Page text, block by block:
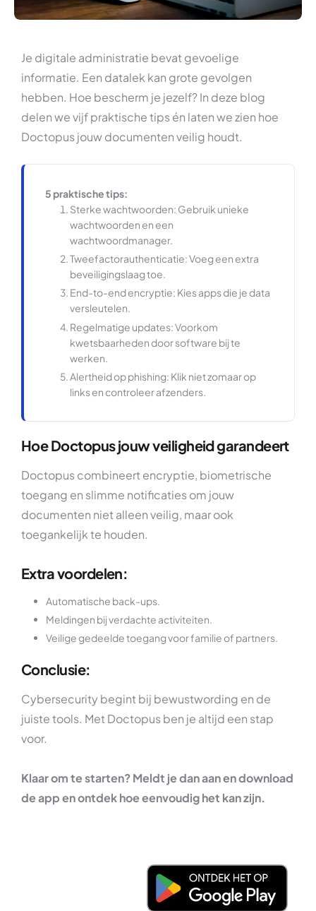
Je digitale administratie bevat gevoelige
informatie. Een datalek kan grote gevolgen
hebben. Hoe bescherm je jezelf? In deze blog
delen we vijf praktische tips én laten we zien hoe
Doctopus jouw documenten veilig houdt.
5 praktische tips:
Sterke wachtwoorden: Gebruik unieke
wachtwoorden en een
wachtwoordmanager.
Tweefactorauthenticatie: Voeg een extra
beveiligingslaag toe.
End-to-end encryptie: Kies apps die je data
versleutelen.
Regelmatige updates: Voorkom
kwetsbaarheden door software bij te
werken.
Alertheid op phishing: Klik niet zomaar op
links en controleer afzenders.
Hoe Doctopus jouw veiligheid garandeert
Doctopus combineert encryptie, biometrische
toegang en slimme notificaties om jouw
documenten niet alleen veilig, maar ook
toegankelijk te houden.
Extra voordelen:
Automatische back-ups.
Meldingen bij verdachte activiteiten.
Veilige gedeelde toegang voor familie of partners.
Conclusie:
Cybersecurity begint bij bewustwording en de
juiste tools. Met Doctopus ben je altijd een stap
voor.
Klaar om te starten? Meldt je dan aan en download
de app en ontdek hoe eenvoudig het kan zijn.